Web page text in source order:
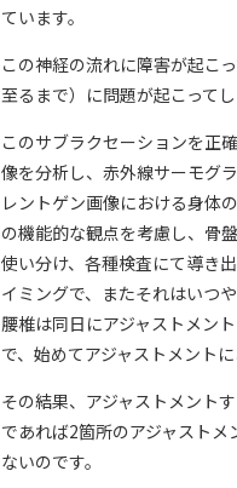
ています。
この神経の流れに障害が起こ
至るまで）に問題が起こって
このサブラクセーションを正
像を分析し、赤外線サーモグ
レントゲン画像における身体
の機能的な観点を考慮し、骨
使い分け、各種検査にて導き
イミングで、またそれはいつ
腰椎は同日にアジャストメン
で、始めてアジャストメント
その結果、アジャストメント
であれば2箇所のアジャスト
ないのです。